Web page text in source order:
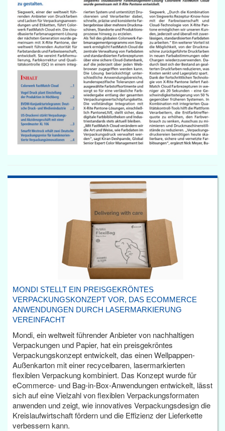
MONDI STELLT EIN PREISGEKRÖNTES
VERPACKUNGSKONZEPT VOR, DAS ECOMMERCE
ANWENDUNGEN DURCH LASERMARKIERUNG
VEREINFACHT
Mondi, ein weltweit führender Anbieter von nachhaltigen
Verpackungen und Papier, hat ein preisgekröntes
Verpackungskonzept entwickelt, das einen Wellpappen-
Außenkarton mit einer recycelbaren, lasermarkierten
flexiblen Verpackung kombiniert. Das Konzept wurde für
eCommerce- und Bag-in-Box-Anwendungen entwickelt, lässt
sich auf eine Vielzahl von flexiblen Verpackungsformaten
anwenden und zeigt, wie innovatives Verpackungsdesign die
Kreislaufwirtschaft fördern und die Effizienz der Lieferkette
verbessern kann.